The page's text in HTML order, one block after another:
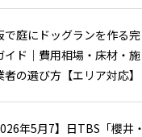
で庭にドッグランを作る完
イド｜費用相場・床材・施
者の選び方【エリア対応】
年5月7】日TBS「櫻井・